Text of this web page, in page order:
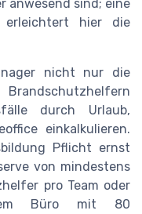
anwesend sind; eine
hier die
nicht nur die
Brandschutzhelfern
durch Urlaub,
einkalkulieren.
Pflicht ernst
von mindestens
pro Team oder
Büro mit 80